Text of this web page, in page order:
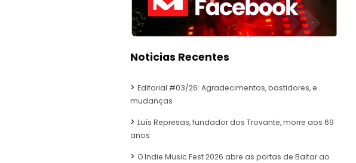
Noticias Recentes
Editorial #03/26: Agradecimentos, bastidores, e
mudanças
Luís Represas, fundador dos Trovante, morre aos 69
anos
O Indie Music Fest 2026 abre as portas de Baltar ao